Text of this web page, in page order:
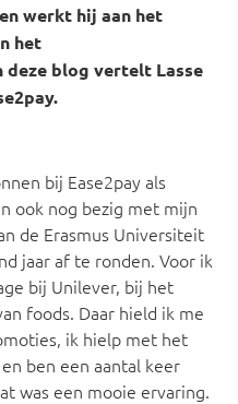
werkt hij aan het
het
blog vertelt Lasse
bij Ease2pay als
ook nog bezig met mijn
de Erasmus Universiteit
jaar af te ronden. Voor ik
bij Unilever, bij het
foods. Daar hield ik me
ik hielp met het
ben een aantal keer
was een mooie ervaring.